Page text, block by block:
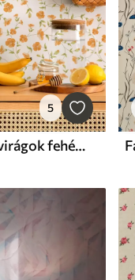
5
Falvédő Narancssárga virágok fehér háttéren